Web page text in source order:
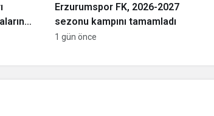
Erzurumspor FK, 2026-2027
sezonu kampını tamamladı
1 gün önce